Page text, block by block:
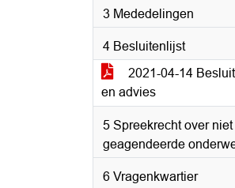
3 Mededelingen
4 Besluitenlijst
2021-04-14
en advies
5 Spreekrecht over niet
geagendeerde
6 Vragenkwartier